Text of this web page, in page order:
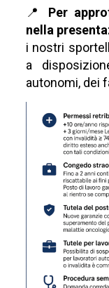
📍 Per
nella
i nostri
a
autonomi, dei